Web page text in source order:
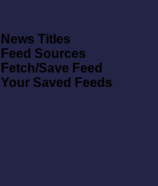
News Titles
Feed Sources
Fetch/Save Feed
Your Saved Feeds